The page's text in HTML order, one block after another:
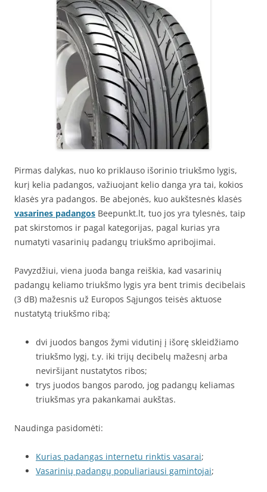
Pirmas dalykas, nuo ko priklauso išorinio triukšmo lygis,
kurį kelia padangos, važiuojant kelio danga yra tai, kokios
klasės yra padangos. Be abejonės, kuo aukštesnės klasės
vasarines padangos Beepunkt.lt, tuo jos yra tylesnės, taip
pat skirstomos ir pagal kategorijas, pagal kurias yra
numatyti vasarinių padangų triukšmo apribojimai.
Pavyzdžiui, viena juoda banga reiškia, kad vasarinių
padangų keliamo triukšmo lygis yra bent trimis decibelais
(3 dB) mažesnis už Europos Sąjungos teisės aktuose
nustatytą triukšmo ribą;
dvi juodos bangos žymi vidutinį į išorę skleidžiamo
triukšmo lygį, t.y. iki trijų decibelų mažesnį arba
neviršijant nustatytos ribos;
trys juodos bangos parodo, jog padangų keliamas
triukšmas yra pakankamai aukštas.
Naudinga pasidomėti:
Kurias padangas internetu rinktis vasarai;
Vasarinių padangų populiariausi gamintojai;